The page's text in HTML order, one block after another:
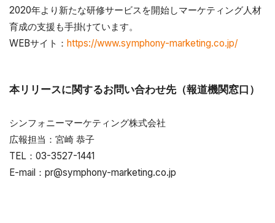
2020年より新たな研修サービスを開始しマーケティング人材
育成の支援も手掛けています。
WEBサイト： https://www.symphony-marketing.co.jp/
本リリースに関するお問い合わせ先（報道機関窓口）
シンフォニーマーケティング株式会社
広報担当：宮崎 恭子
TEL：03-3527-1441
E-mail：pr@symphony-marketing.co.jp